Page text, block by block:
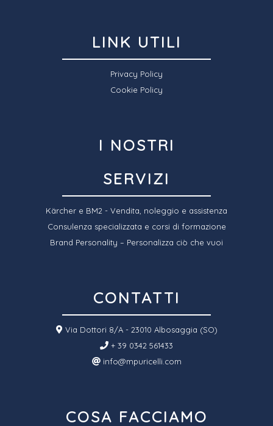
LINK UTILI
Privacy Policy
Cookie Policy
I NOSTRI
SERVIZI
Kärcher e BM2 - Vendita, noleggio e assistenza
Consulenza specializzata e corsi di formazione
Brand Personality – Personalizza ciò che vuoi
CONTATTI
Via Dottori 8/A - 23010 Albosaggia (SO)
+ 39 0342 561433
info@mpuricelli.com
COSA FACCIAMO